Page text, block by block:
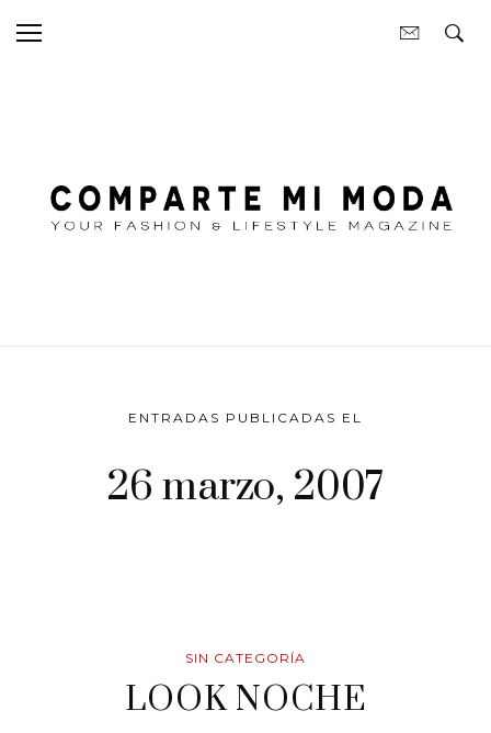
ENTRADAS PUBLICADAS EL
26 marzo, 2007
SIN CATEGORÍA
LOOK NOCHE